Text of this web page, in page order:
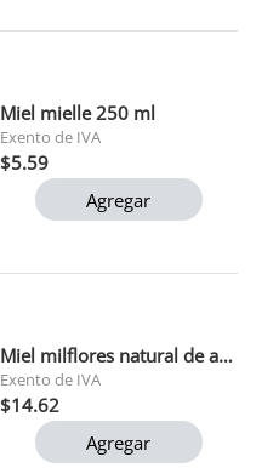
Miel mielle 250 ml
Exento de IVA
$5.59
Agregar
Miel milflores natural de abejas 1 kg
Exento de IVA
$14.62
Agregar